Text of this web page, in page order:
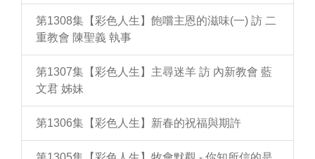
第1308集【彩色人生】飽嚐主恩的滋味(一) 訪 二
重教會 陳聖義 執事
第1307集【彩色人生】主尋迷羊 訪 內新教會 藍
文君 姊妹
第1306集【彩色人生】新春的祝福與期許